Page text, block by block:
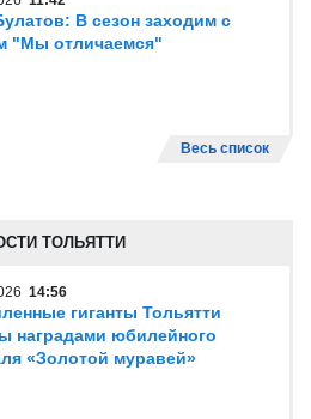
В сезон заходим с
"Мы отличаемся"
Весь список
ТОЛЬЯТТИ
14:56
гиганты Тольятти
наградами юбилейного
«Золотой муравей»